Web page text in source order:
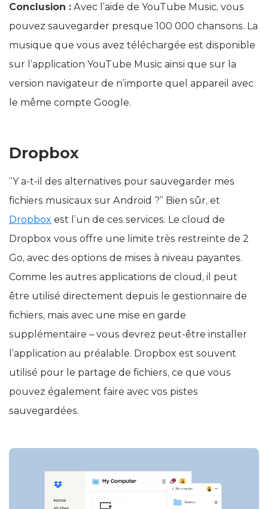
Conclusion : Avec l’aide de YouTube Music, vous
pouvez sauvegarder presque 100 000 chansons. La
musique que vous avez téléchargée est disponible
sur l’application YouTube Music ainsi que sur la
version navigateur de n’importe quel appareil avec
le même compte Google.
Dropbox
“Y a-t-il des alternatives pour sauvegarder mes
fichiers musicaux sur Android ?” Bien sûr, et
Dropbox est l’un de ces services. Le cloud de
Dropbox vous offre une limite très restreinte de 2
Go, avec des options de mises à niveau payantes.
Comme les autres applications de cloud, il peut
être utilisé directement depuis le gestionnaire de
fichiers, mais avec une mise en garde
supplémentaire – vous devrez peut-être installer
l’application au préalable. Dropbox est souvent
utilisé pour le partage de fichiers, ce que vous
pouvez également faire avec vos pistes
sauvegardées.